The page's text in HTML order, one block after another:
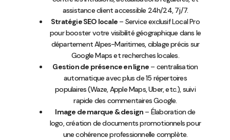
assistance client accessible 24h/24, 7j/7.
Stratégie SEO locale – Service exclusif Local Pro
pour booster votre visibilité géographique dans le
département Alpes-Maritimes, ciblage précis sur
Google Maps et recherches locales.
Gestion de présence en ligne – centralisation
automatique avec plus de 15 répertoires
populaires (Waze, Apple Maps, Uber, etc.), suivi
rapide des commentaires Google.
Image de marque & design – Élaboration de
logo, création de documents promotionnels pour
une cohérence professionnelle complète.